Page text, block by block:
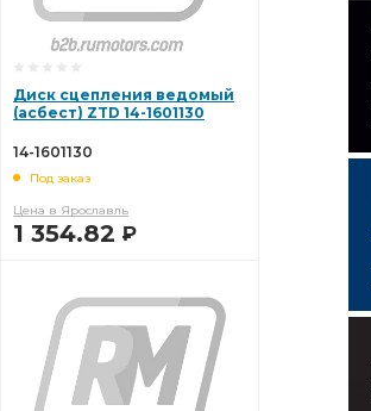
Диск сцепления ведомый
(асбест) ZTD 14-1601130
14-1601130
Под заказ
Цена в Ярославль
1 354.82 Р